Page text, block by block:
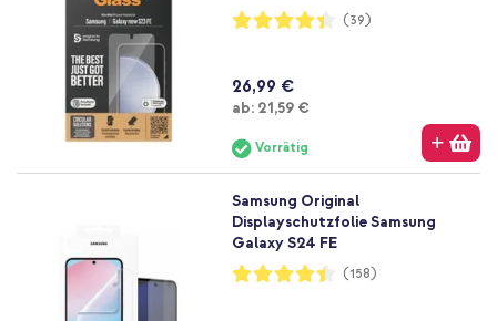
Bewertung:
87%
(39)
26,99 €
ab: Ab
21,59 €
Vorrätig
Samsung Original
Displayschutzfolie Samsung
Galaxy S24 FE
Bewertung:
88%
(158)